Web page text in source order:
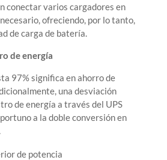
conectar varios cargadores en
ofreciendo, por lo tanto,
de carga de batería.
de energía
97% significa en ahorro de
una desviación
de energía a través del UPS
a la doble conversión en
de potencia